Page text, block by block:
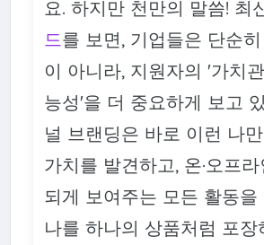
요. 하지만 천만의 말씀! 최
드를 보면, 기업들은 단순
이 아니라, 지원자의 '가치
능성'을 더 중요하게 보고
널 브랜딩은 바로 이런 나
가치를 발견하고, 온·오프
되게 보여주는 모든 활동을
나를 하나의 상품처럼 포장